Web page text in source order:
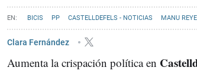
BICIS PP CASTELLDEFELS - NOTICIAS MANU
Clara Fernández
Aumenta la crispación política en